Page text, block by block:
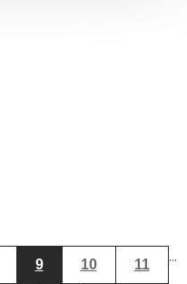
9 10 11 ...